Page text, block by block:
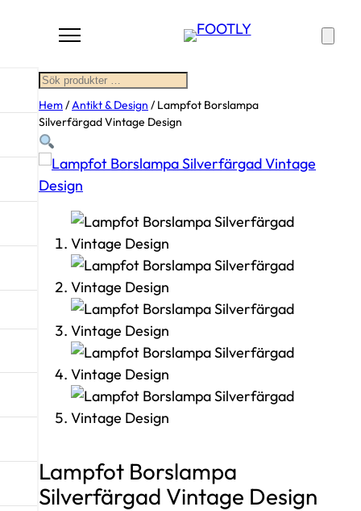
Sök
Hem/Antikt & Design / Lampfot Borslampa
Silverfärgad Vintage Design
Lampfot Borslampa
Silverfärgad Vintage Design